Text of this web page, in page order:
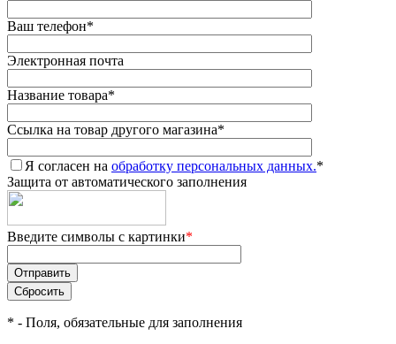
Ваш телефон*
Электронная почта
Название товара*
Ссылка на товар другого магазина*
Я согласен на обработку персональных данных.*
Защита от автоматического заполнения
Введите символы с картинки*
* - Поля, обязательные для заполнения